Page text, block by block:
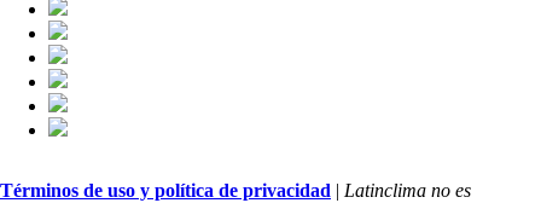
Términos de uso y política de privacidad | Latinclima no es